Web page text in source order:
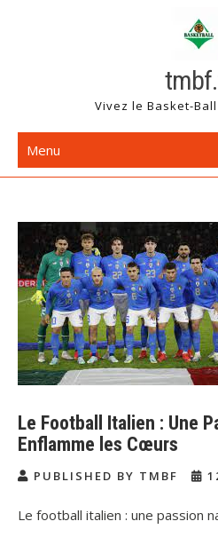
Vivez le Basket-
Menu
Le Football Italien : Une
Enflamme les Cœurs
PUBLISHED BY TMBF
Le football italien : une passion